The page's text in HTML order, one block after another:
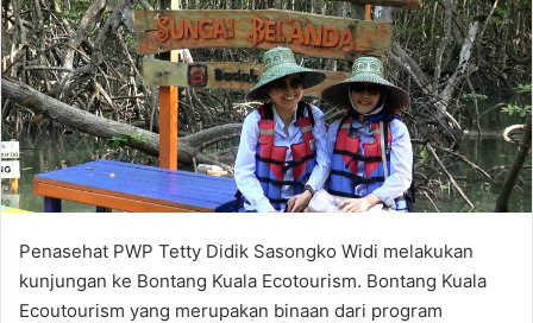
Penasehat PWP Tetty Didik Sasongko Widi melakukan
kunjungan ke Bontang Kuala Ecotourism. Bontang Kuala
Ecoutourism yang merupakan binaan dari program